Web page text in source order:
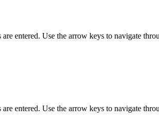
entered. Use the arrow keys to navigate
entered. Use the arrow keys to navigate